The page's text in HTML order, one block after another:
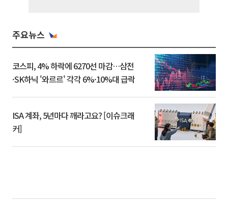
주요뉴스
코스피, 4% 하락에 6270선 마감…삼전
·SK하닉 '와르르' 각각 6%·10%대 급락
ISA 계좌, 5년마다 깨라고요? [이슈크래
커]